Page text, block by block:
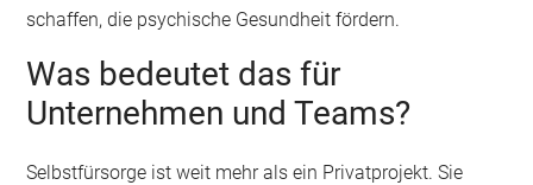
schaffen, die psychische Gesundheit fördern.
Was bedeutet das für
Unternehmen und Teams?
Selbstfürsorge ist weit mehr als ein Privatprojekt. Sie